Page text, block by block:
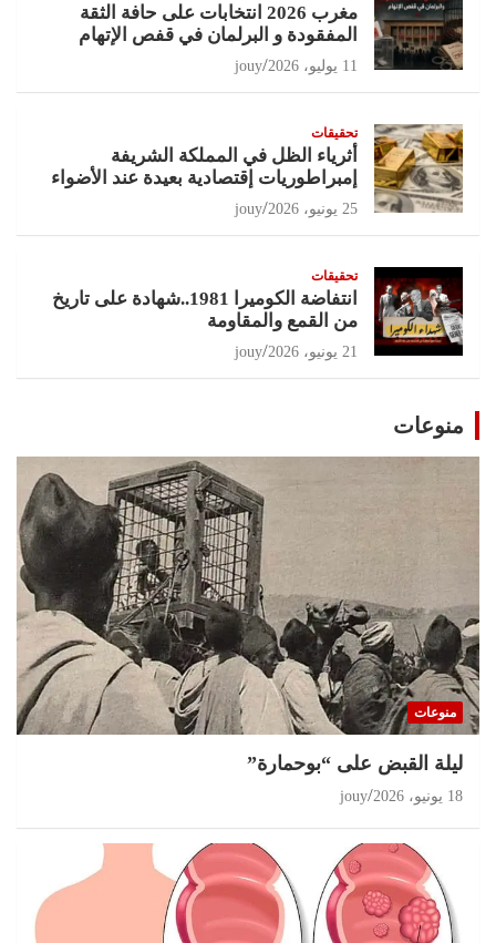
مغرب 2026 انتخابات على حافة الثقة
المفقودة و البرلمان في قفص الإتهام
11 يوليو، 2026 jouy
تحقيقات
أثرياء الظل في المملكة الشريفة
إمبراطوريات إقتصادية بعيدة عند الأضواء
25 يونيو، 2026 jouy
تحقيقات
انتفاضة الكوميرا 1981..شهادة على تاريخ
من القمع والمقاومة
21 يونيو، 2026 jouy
منوعات
منوعات
ليلة القبض على “بوحمارة”
18 يونيو، 2026 jouy